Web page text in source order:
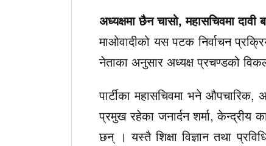
अध्यक्षमा छैन चासो, महासचिवमा दावी
माओवादीको यस पटक निर्वाचन
नेताका अनुसार अध्यक्ष प्रचण्डको
पार्टीका महासचिवमा भने
प्रमुख रहेका जनार्दन शर्मा, केन्द्रीय
छन् । यस्तै शिक्षा विज्ञान तथा